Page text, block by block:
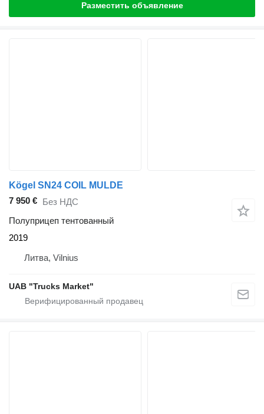
Разместить объявление
Kögel SN24 COIL MULDE
7 950 € Без НДС
Полуприцеп тентованный
2019
Литва, Vilnius
UAB "Trucks Market"